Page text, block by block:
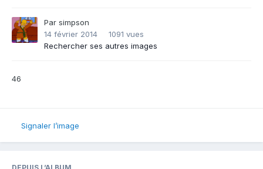
Par simpson
14 février 2014
1091 vues
Rechercher ses autres images
46
Signaler l’image